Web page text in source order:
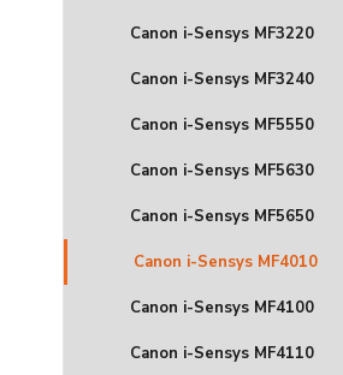
Canon i-Sensys MF3220
Canon i-Sensys MF3240
Canon i-Sensys MF5550
Canon i-Sensys MF5630
Canon i-Sensys MF5650
Canon i-Sensys MF4010
Canon i-Sensys MF4100
Canon i-Sensys MF4110